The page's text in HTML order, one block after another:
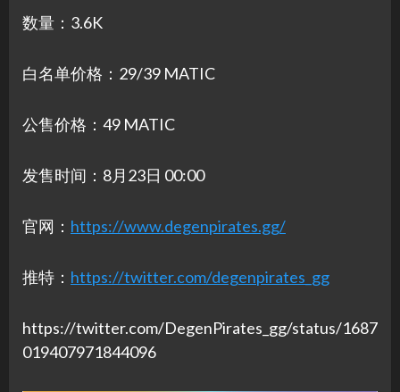
数量：3.6K
白名单价格：29/39 MATIC
公售价格：49 MATIC
发售时间：8月23日 00:00
官网： https://www.degenpirates.gg/
推特： https://twitter.com/degenpirates_gg
https://twitter.com/DegenPirates_gg/status/1687
019407971844096